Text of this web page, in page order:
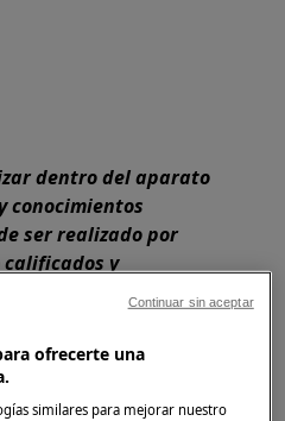
dentro del aparato
conocimientos
ser realizado por
y
componentes internos,
ofrecerte una
similares para mejorar nuestro
Continuar sin aceptar